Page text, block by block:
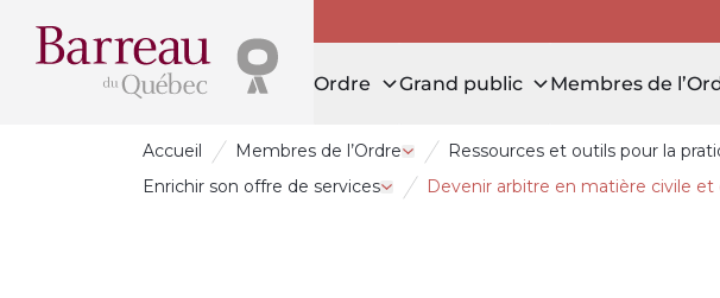
Ordre Grand public Membres de
Accueil Membres de l’Ordre Ouvrir le tiroir Membres de l’Ordre
Ressources et outils pour la
Enrichir son offre de services Ouvrir le tiroir Enrichir son offre de
Devenir arbitre en matière civile